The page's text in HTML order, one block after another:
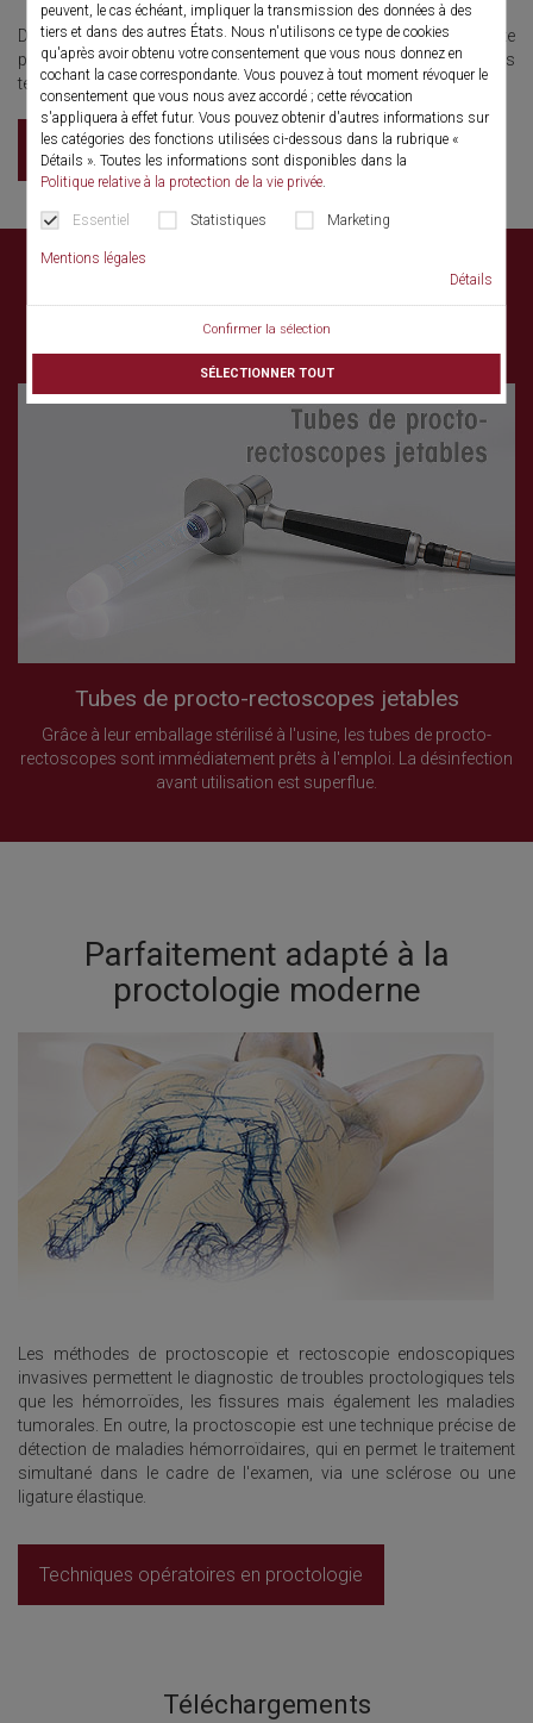
peuvent, le cas échéant, impliquer la transmission des données à des
tiers et dans des autres États. Nous n'utilisons ce type de cookies
qu'après avoir obtenu votre consentement que vous nous donnez en
cochant la case correspondante. Vous pouvez à tout moment révoquer le
consentement que vous nous avez accordé ; cette révocation
s'appliquera à effet futur. Vous pouvez obtenir d'autres informations sur
les catégories des fonctions utilisées ci-dessous dans la rubrique «
Détails ». Toutes les informations sont disponibles dans la
Politique relative à la protection de la vie privée
Essentiel Statistiques Marketing
Mentions légales
Détails
Confirmer la sélection
SÉLECTIONNER TOUT
Dans ce domaine, Richard Wolf accorde une attention toute
particulière à la procto-rectoscopie, l'une des plus anciennes
techniques endoscopiques.
Catalogue
Innovations
Tubes de procto-rectoscopes jetables
Grâce à leur emballage stérilisé à l'usine, les tubes de procto-
rectoscopes sont immédiatement prêts à l'emploi. La désinfection
avant utilisation est superflue.
Parfaitement adapté à la
proctologie moderne
Les méthodes de proctoscopie et rectoscopie endoscopiques
invasives permettent le diagnostic de troubles proctologiques tels
que les hémorroïdes, les fissures mais également les maladies
tumorales. En outre, la proctoscopie est une technique précise de
détection de maladies hémorroïdaires, qui en permet le traitement
simultané dans le cadre de l'examen, via une sclérose ou une
ligature élastique.
Techniques opératoires en proctologie
Téléchargements